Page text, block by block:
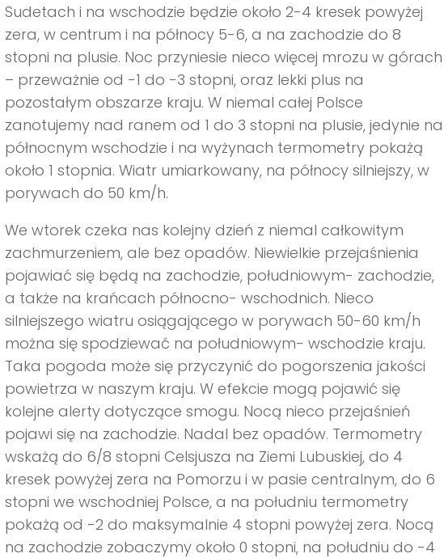
Sudetach i na wschodzie będzie około 2-4 kresek powyżej
zera, w centrum i na północy 5-6, a na zachodzie do 8
stopni na plusie. Noc przyniesie nieco więcej mrozu w górach
– przeważnie od -1 do -3 stopni, oraz lekki plus na
pozostałym obszarze kraju. W niemal całej Polsce
zanotujemy nad ranem od 1 do 3 stopni na plusie, jedynie na
północnym wschodzie i na wyżynach termometry pokażą
około 1 stopnia. Wiatr umiarkowany, na północy silniejszy, w
porywach do 50 km/h.
We wtorek czeka nas kolejny dzień z niemal całkowitym
zachmurzeniem, ale bez opadów. Niewielkie przejaśnienia
pojawiać się będą na zachodzie, południowym- zachodzie,
a także na krańcach północno- wschodnich. Nieco
silniejszego wiatru osiągającego w porywach 50-60 km/h
można się spodziewać na południowym- wschodzie kraju.
Taka pogoda może się przyczynić do pogorszenia jakości
powietrza w naszym kraju. W efekcie mogą pojawić się
kolejne alerty dotyczące smogu. Nocą nieco przejaśnień
pojawi się na zachodzie. Nadal bez opadów. Termometry
wskażą do 6/8 stopni Celsjusza na Ziemi Lubuskiej, do 4
kresek powyżej zera na Pomorzu i w pasie centralnym, do 6
stopni we wschodniej Polsce, a na południu termometry
pokażą od -2 do maksymalnie 4 stopni powyżej zera. Nocą
na zachodzie zobaczymy około 0 stopni, na południu do -4